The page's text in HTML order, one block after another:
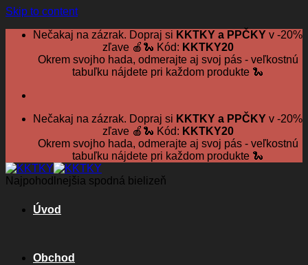
Skip to content
Nečakaj na zázrak. Dopraj si KKTKY a PPČKY v -20%
zľave 🍎🐍 Kód: KKTKY20
Okrem svojho hada, odmerajte aj svoj pás - veľkostnú
tabuľku nájdete pri každom produkte 🐍
Nečakaj na zázrak. Dopraj si KKTKY a PPČKY v -20%
zľave 🍎🐍 Kód: KKTKY20
Okrem svojho hada, odmerajte aj svoj pás - veľkostnú
tabuľku nájdete pri každom produkte 🐍
Najpohodlnejšia spodná bielizeň
Úvod
Obchod